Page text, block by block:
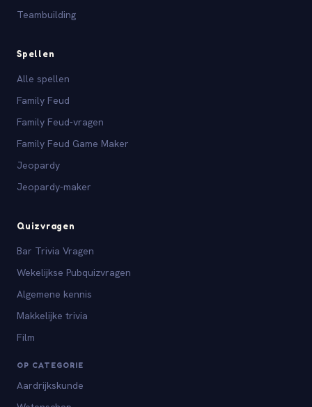
Teambuilding
Spellen
Alle spellen
Family Feud
Family Feud-vragen
Family Feud Game Maker
Jeopardy
Jeopardy-maker
Quizvragen
Bar Trivia Vragen
Wekelijkse Pubquizvragen
Algemene kennis
Makkelijke trivia
Film
OP CATEGORIE
Aardrijkskunde